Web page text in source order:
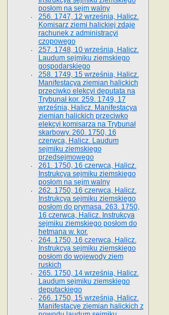
posłom na sejm walny
256. 1747, 12 września, Halicz.
Komisarz ziemi halickiej zdaje
rachunek z administracyi
czopowego
257. 1748, 10 września, Halicz.
Laudum sejmiku ziemskiego
gospodarskiego
258. 1749, 15 września, Halicz.
Manifestacya ziemian halickich
przeciwko elekcyi deputata na
Trybunał kor. 259. 1749, 17
września, Halicz. Manifestacya
ziemian halickich przeciwko
elekcyi komisarza na Trybunał
skarbowy. 260. 1750, 16
czerwca, Halicz. Laudum
sejmiku ziemskiego
przedsejmowego
261. 1750, 16 czerwca, Halicz.
Instrukcya sejmiku ziemskiego
posłom na sejm walny
262. 1750, 16 czerwca, Halicz.
Instrukcya sejmiku ziemskiego
posłom do prymasa. 263. 1750,
16 czerwca, Halicz. Instrukcya
sejmiku ziemskiego posłom do
hetmana w. kor.
264. 1750, 16 czerwca, Halicz.
Instrukcya sejmiku ziemskiego
posłom do wojewody ziem
ruskich
265. 1750, 14 września, Halicz.
Laudum sejmiku ziemskiego
deputackiego
266. 1750, 15 września, Halicz.
Manifestacye ziemian halickich z